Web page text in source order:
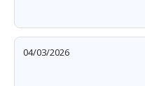
04/03/2026